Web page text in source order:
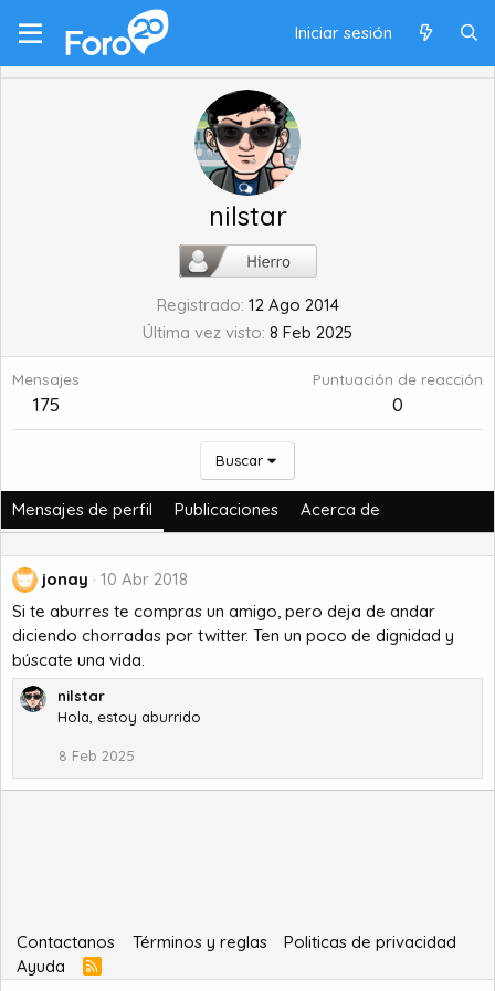
Iniciar sesión
nilstar
Registrado 12 Ago 2014
Última vez visto 8 Feb 2025
Mensajes
175
Puntuación de reacción
0
Buscar
Mensajes de perfil Publicaciones Acerca de
jonay
10 Abr 2018
Si te aburres te compras un amigo, pero deja de andar
diciendo chorradas por twitter. Ten un poco de dignidad y
búscate una vida.
nilstar
Hola, estoy aburrido
8 Feb 2025
Contactanos Términos y reglas
Politicas de privacidad
Ayuda
R
S